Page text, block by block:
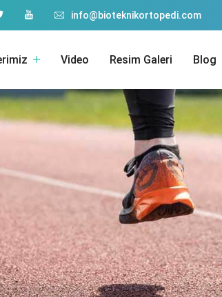
info@bioteknikortopedi.com
Video Resim Galeri Blog